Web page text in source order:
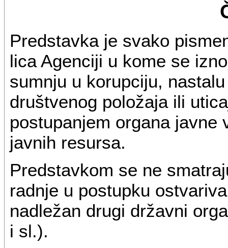
Predstavka je svako
lica Agenciji u kome se
sumnju u korupciju,
društvenog položaja ili
postupanjem organa
javnih resursa.
Predstavkom se ne
radnje u postupku
nadležan drugi državni
i sl.).